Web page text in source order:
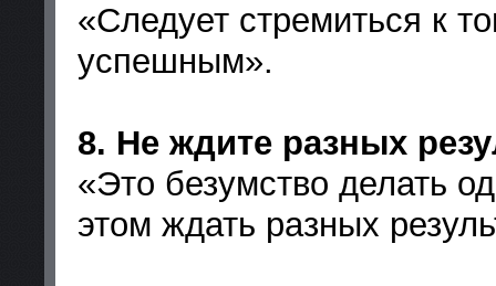
«Следует стремиться к
успешным».
8. Не ждите разных
«Это безумство делать
этом ждать разных